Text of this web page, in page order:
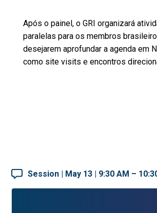
Após o painel, o GRI organizará
paralelas para os membros
desejarem aprofundar a agenda em
como site visits e encontros
Session | May 13 | 9:30 AM –